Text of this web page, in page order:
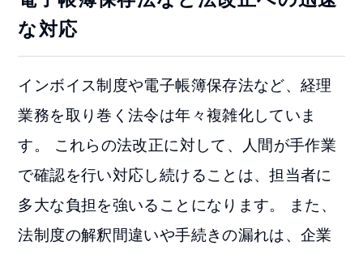
な対応
インボイス制度や電子帳簿保存法など、経理
業務を取り巻く法令は年々複雑化していま
す。 これらの法改正に対して、人間が手作業
で確認を行い対応し続けることは、担当者に
多大な負担を強いることになります。 また、
法制度の解釈間違いや手続きの漏れは、企業